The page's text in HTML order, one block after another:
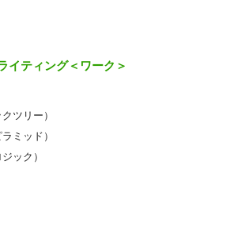
イティング＜ワーク＞
ツリー）
ミッド）
ック）